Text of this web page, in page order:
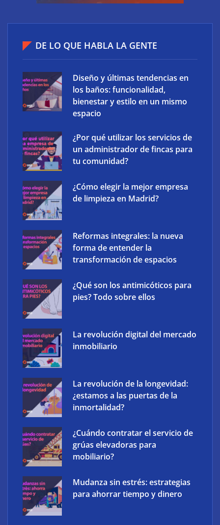
flotas comerciales en España
The Factory School explica por qué aprender
herramientas de IA ya no es suficiente para los
profesionales de la arquitectura
‘Schaeffler Vehicle Lifetime Solutions’ avanza hacia
una mayor eficiencia y una menor complejidad con
su cartera integrada y soluciones inteligentes
DE LO QUE HABLA LA GENTE
Diseño y últimas tendencias en
los baños: funcionalidad,
bienestar y estilo en un mismo
espacio
¿Por qué utilizar los servicios de
un administrador de fincas para
tu comunidad?
¿Cómo elegir la mejor empresa
de limpieza en Madrid?
Reformas integrales: la nueva
forma de entender la
transformación de espacios
¿Qué son los antimicóticos para
pies? Todo sobre ellos
La revolución digital del mercado
inmobiliario
La revolución de la longevidad:
¿estamos a las puertas de la
inmortalidad?
¿Cuándo contratar el servicio de
grúas elevadoras para
mobiliario?
Mudanza sin estrés: estrategias
para ahorrar tiempo y dinero